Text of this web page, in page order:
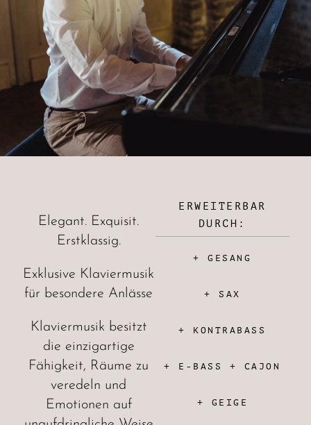
Elegant. Exquisit.
Erstklassig.
Exklusive Klaviermusik
für besondere Anlässe
Klaviermusik besitzt
die einzigartige
Fähigkeit, Räume zu
veredeln und
Emotionen auf
ERWEITERBAR
DURCH:
+ GESANG
+ SAX
+ KONTRABASS
+ E-BASS + CAJON
+ GEIGE